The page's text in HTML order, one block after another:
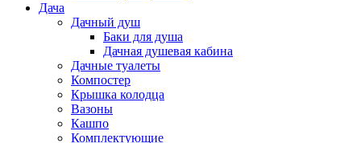
Дача
Дачный душ
Баки для душа
Дачная душевая кабина
Дачные туалеты
Компостер
Крышка колодца
Вазоны
Кашпо
Комплектующие